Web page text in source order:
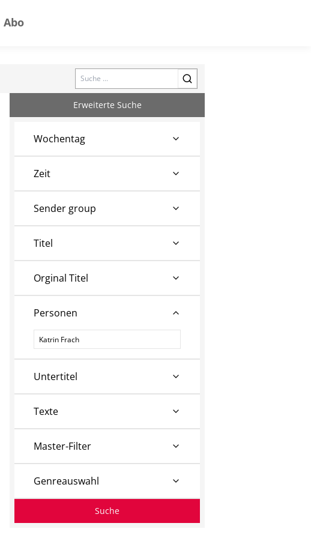
Abo
Search
Erweiterte Suche
Wochentag
Zeit
Sender group
Titel
Orginal Titel
Personen
Personen
Untertitel
Texte
Master-Filter
Genreauswahl
Suche